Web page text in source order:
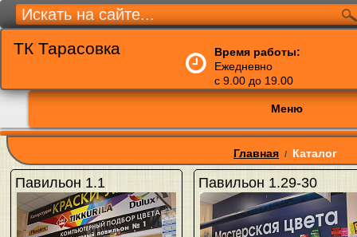
ТК Тарасовка
Время работы:
Ежедневно
с 9.00 до 19.00
Меню
Главная / Каталог
Павильон 1.1 Павильон 1.29-30